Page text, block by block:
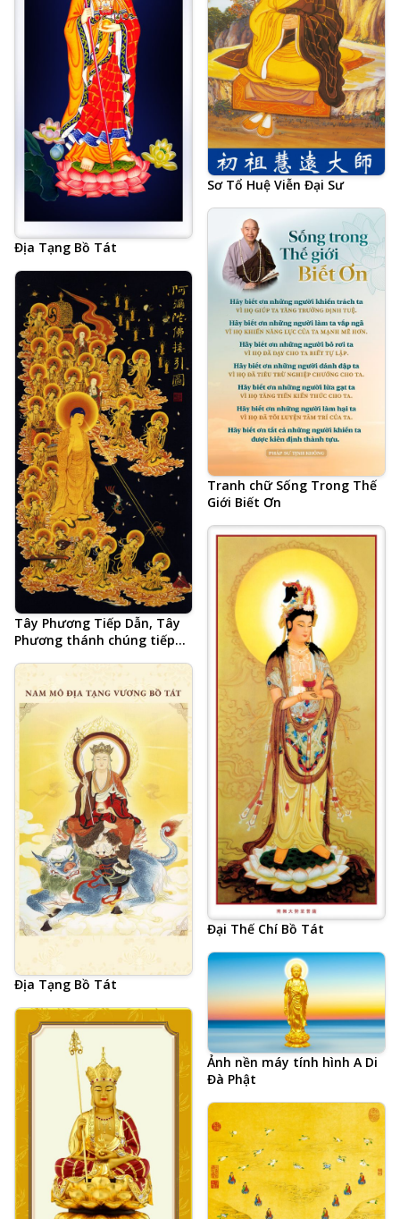
Địa Tạng Bồ Tát
Sơ Tổ Huệ Viễn Đại Sư
Tranh chữ Sống Trong Thế
Giới Biết Ơn
Tây Phương Tiếp Dẫn, Tây
Phương thánh chúng tiếp
Cực Lạc, A Di Đà Phật, Quan
Thế Âm Bồ Tát, Đại Thế Chí
Bồ Tát, 48 đại nguyện của
Phật A Di Đà, vãng sinh Thế
Giới Tây Phương Cực Lạc
Đại Thế Chí Bồ Tát
Địa Tạng Bồ Tát
Ảnh nền máy tính hình A Di
Đà Phật